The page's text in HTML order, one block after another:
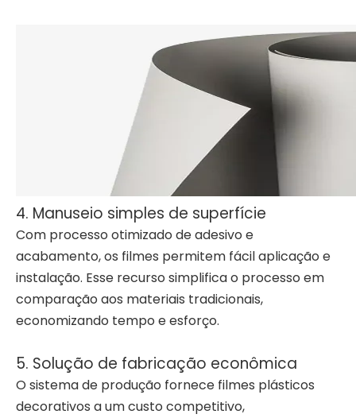
4. Manuseio simples de superfície
Com processo otimizado de adesivo e
acabamento, os filmes permitem fácil aplicação e
instalação. Esse recurso simplifica o processo em
comparação aos materiais tradicionais,
economizando tempo e esforço.
5. Solução de fabricação econômica
O sistema de produção fornece filmes plásticos
decorativos a um custo competitivo,